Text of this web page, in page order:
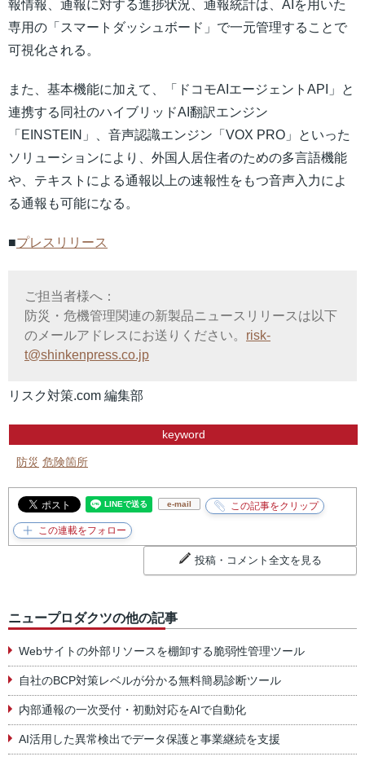
報情報、通報に対する進捗状況、通報統計は、AIを用いた
専用の「スマートダッシュボード」で一元管理することで
可視化される。
また、基本機能に加えて、「ドコモAIエージェントAPI」と
連携する同社のハイブリッドAI翻訳エンジン
「EINSTEIN」、音声認識エンジン「VOX PRO」といった
ソリューションにより、外国人居住者のための多言語機能
や、テキストによる通報以上の速報性をもつ音声入力によ
る通報も可能になる。
■プレスリリース
ご担当者様へ：
防災・危機管理関連の新製品ニュースリリースは以下
のメールアドレスにお送りください。 risk-
t@shinkenpress.co.jp
リスク対策.com 編集部
keyword
防災 危険箇所
e-mail
投稿・コメント全文を見る
ニュープロダクツの他の記事
Webサイトの外部リソースを棚卸する脆弱性管理ツール
自社のBCP対策レベルが分かる無料簡易診断ツール
内部通報の一次受付・初動対応をAIで自動化
AI活用した異常検出でデータ保護と事業継続を支援